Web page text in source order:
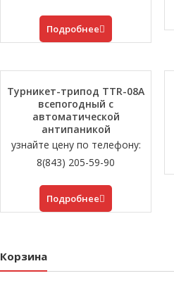
Подробнее
Турникет-трипод TTR-08A
всепогодный с
автоматической
антипаникой
узнайте цену по телефону:
8(843) 205-59-90
Подробнее
Корзина